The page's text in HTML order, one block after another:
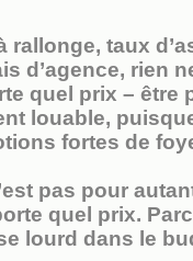
rallonge, taux
d’agence, rien
quel prix –
louable,
fortes de
pas pour
quel prix.
lourd dans le